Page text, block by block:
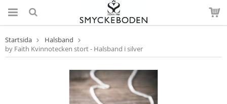
Startsida
Halsband
by Faith Kvinnotecken stort - Halsband i silver